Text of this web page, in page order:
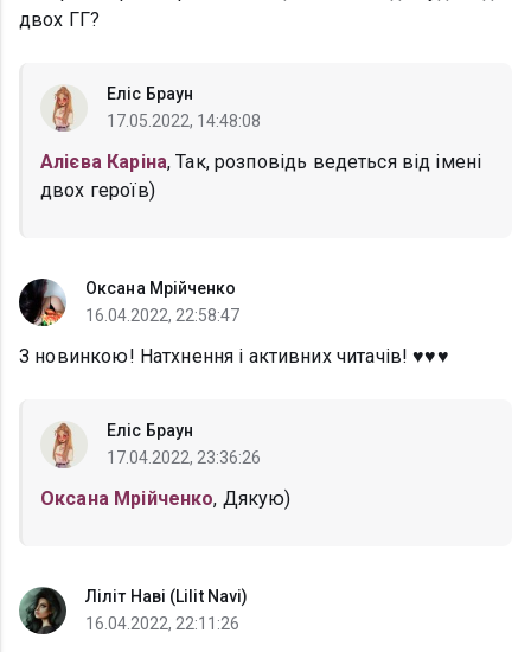
двох ГГ?
Еліс Браун
17.05.2022, 14:48:08
Алієва Каріна, Так, розповідь ведеться від імені
двох героїв)
Оксана Мрійченко
16.04.2022, 22:58:47
З новинкою! Натхнення і активних читачів! ♥︎♥︎♥︎
Еліс Браун
17.04.2022, 23:36:26
Оксана Мрійченко, Дякую)
Ліліт Наві (Lilit Navi)
16.04.2022, 22:11:26